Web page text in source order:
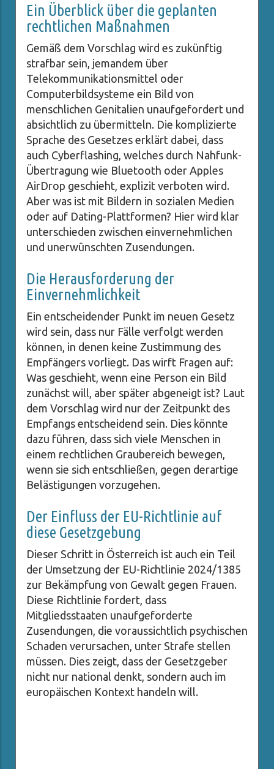
Ein Überblick über die geplanten
rechtlichen Maßnahmen
Gemäß dem Vorschlag wird es zukünftig
strafbar sein, jemandem über
Telekommunikationsmittel oder
Computerbildsysteme ein Bild von
menschlichen Genitalien unaufgefordert und
absichtlich zu übermitteln. Die komplizierte
Sprache des Gesetzes erklärt dabei, dass
auch Cyberflashing, welches durch Nahfunk-
Übertragung wie Bluetooth oder Apples
AirDrop geschieht, explizit verboten wird.
Aber was ist mit Bildern in sozialen Medien
oder auf Dating-Plattformen? Hier wird klar
unterschieden zwischen einvernehmlichen
und unerwünschten Zusendungen.
Die Herausforderung der
Einvernehmlichkeit
Ein entscheidender Punkt im neuen Gesetz
wird sein, dass nur Fälle verfolgt werden
können, in denen keine Zustimmung des
Empfängers vorliegt. Das wirft Fragen auf:
Was geschieht, wenn eine Person ein Bild
zunächst will, aber später abgeneigt ist? Laut
dem Vorschlag wird nur der Zeitpunkt des
Empfangs entscheidend sein. Dies könnte
dazu führen, dass sich viele Menschen in
einem rechtlichen Graubereich bewegen,
wenn sie sich entschließen, gegen derartige
Belästigungen vorzugehen.
Der Einfluss der EU-Richtlinie auf
diese Gesetzgebung
Dieser Schritt in Österreich ist auch ein Teil
der Umsetzung der EU-Richtlinie 2024/1385
zur Bekämpfung von Gewalt gegen Frauen.
Diese Richtlinie fordert, dass
Mitgliedsstaaten unaufgeforderte
Zusendungen, die voraussichtlich psychischen
Schaden verursachen, unter Strafe stellen
müssen. Dies zeigt, dass der Gesetzgeber
nicht nur national denkt, sondern auch im
europäischen Kontext handeln will.